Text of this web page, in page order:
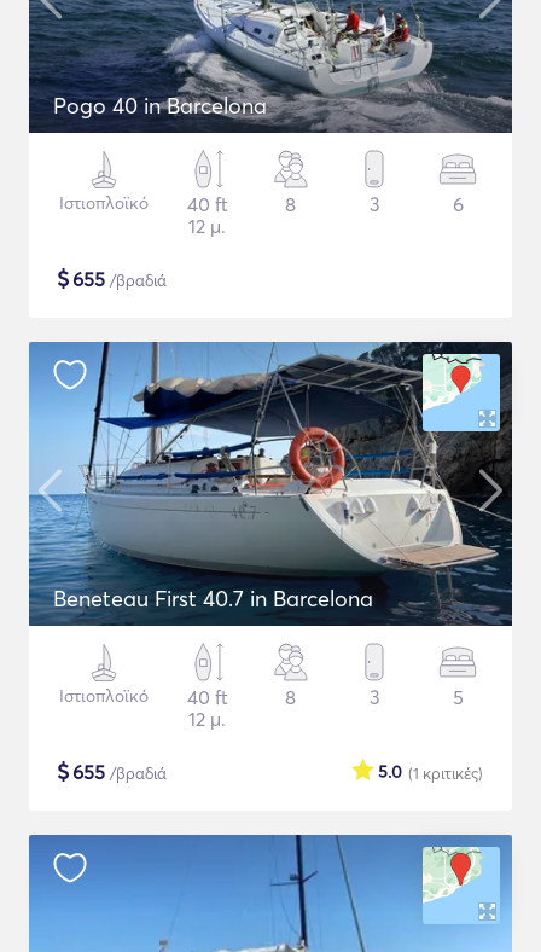
Pogo 40 in Barcelona
Ιστιοπλοϊκό
40 ft
12 μ.
8 3 6
$655 /βραδιά
Beneteau First 40.7 in Barcelona
Ιστιοπλοϊκό
40 ft
12 μ.
8 3 5
$655 /βραδιά (1 κριτικές)
5.0